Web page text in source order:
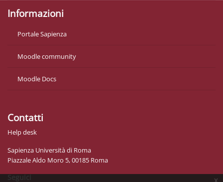
x
Informazioni
Portale Sapienza
Moodle community
Moodle Docs
Contatti
Help desk
Sapienza Università di Roma
Piazzale Aldo Moro 5, 00185 Roma
Seguici